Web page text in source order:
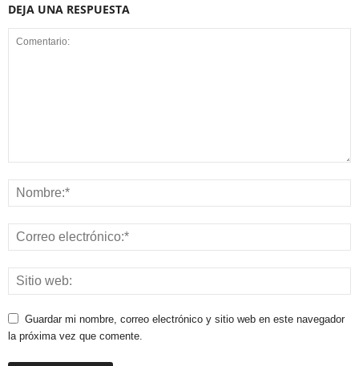
DEJA UNA RESPUESTA
Guardar mi nombre, correo electrónico y sitio web en este navegador
la próxima vez que comente.